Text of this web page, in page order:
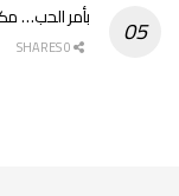
بأمر الحب…